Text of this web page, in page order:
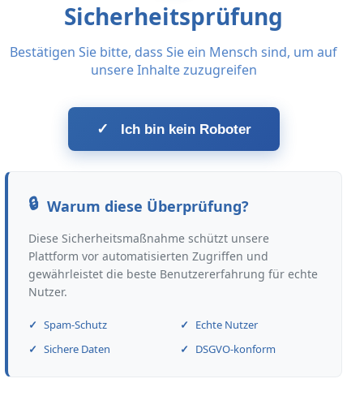
Sicherheitsprüfung
Bestätigen Sie bitte, dass Sie ein Mensch sind, um auf
unsere Inhalte zuzugreifen
✓ Ich bin kein Roboter
Warum diese Überprüfung?
Diese Sicherheitsmaßnahme schützt unsere
Plattform vor automatisierten Zugriffen und
gewährleistet die beste Benutzererfahrung für echte
Nutzer.
Spam-Schutz
Echte Nutzer
Sichere Daten
DSGVO-konform